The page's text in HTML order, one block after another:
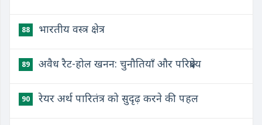
88 भारतीय वस्त्र क्षेत्र
89 अवैध रैट-होल खनन: चुनौतियाँ और परिप्रेक्ष्य
90 रेयर अर्थ पारितंत्र को सुदृढ़ करने की पहल